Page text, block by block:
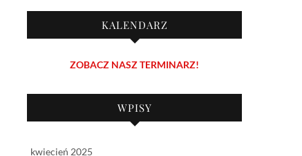
KALENDARZ
ZOBACZ NASZ TERMINARZ!
WPISY
kwiecień 2025